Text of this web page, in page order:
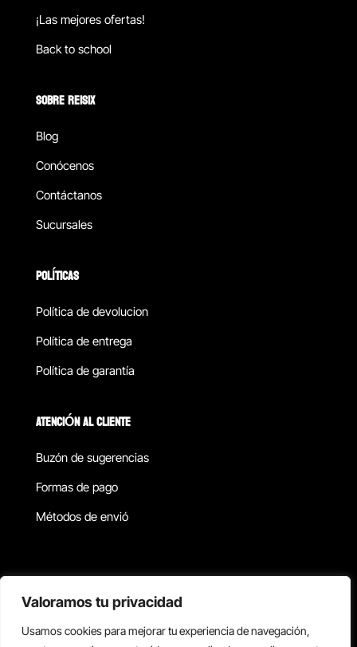
Valoramos tu privacidad
Usamos cookies para mejorar tu experiencia de navegación,
¡Las mejores ofertas!
Back to school
SOBRE REISIX
Blog
Conócenos
Contáctanos
Sucursales
POLÍTICAS
Política de devolucion
Política de entrega
Política de garantía
ATENCIÓN AL CLIENTE
Buzón de sugerencias
Formas de pago
Métodos de envió
Copyright © 2026 Reisix. Todos los derechos reservados.